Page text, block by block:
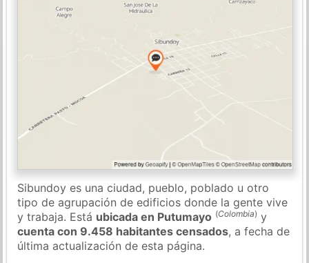
Sibundoy es una ciudad, pueblo, poblado u otro
tipo de agrupación de edificios donde la gente vive
y trabaja. Está ubicada en Putumayo (Colombia) y
cuenta con 9.458 habitantes censados, a fecha de
última actualización de esta página.